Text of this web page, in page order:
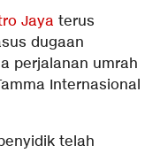
Jaya terus
dugaan
perjalanan umrah
Internasional
telah